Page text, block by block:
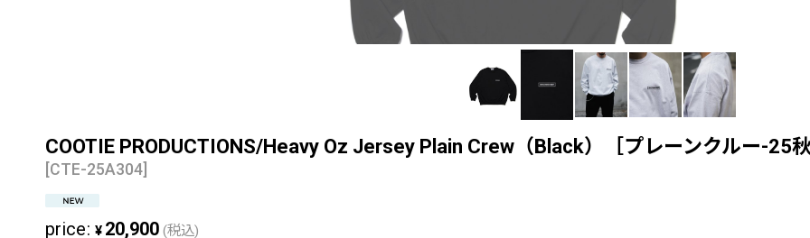
COOTIE PRODUCTIONS/Heavy Oz Jersey Plain Crew（Black）［プレーンクルー-25
[CTE-25A304]
price: ¥ 20,900 (税込)